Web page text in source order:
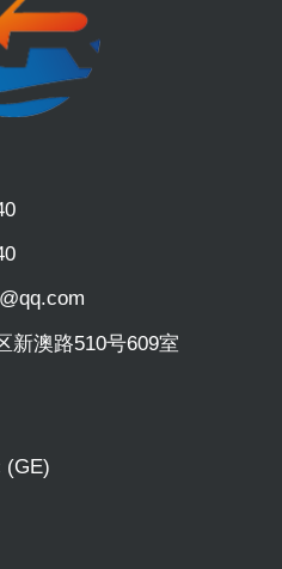
新澳路510号609室
(GE)